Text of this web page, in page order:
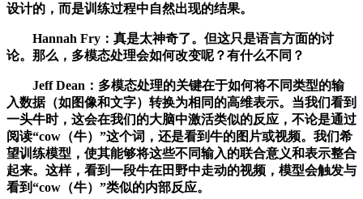
设计的，而是训练过程中自然出现的结果。
Hannah Fry：真是太神奇了。但这只是语言方面的讨
论。那么，多模态处理会如何改变呢？有什么不同？
Jeff Dean：多模态处理的关键在于如何将不同类型的输
入数据（如图像和文字）转换为相同的高维表示。当我们看到
一头牛时，这会在我们的大脑中激活类似的反应，不论是通过
阅读“cow（牛）”这个词，还是看到牛的图片或视频。我们希
望训练模型，使其能够将这些不同输入的联合意义和表示整合
起来。这样，看到一段牛在田野中走动的视频，模型会触发与
看到“cow（牛）”类似的内部反应。